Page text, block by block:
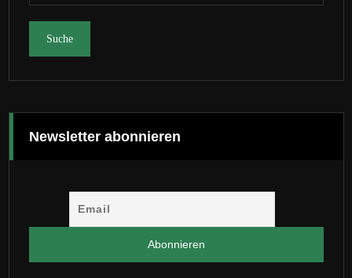
Newsletter abonnieren